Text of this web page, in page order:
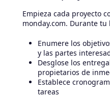
Empieza cada proyecto
monday.com. Durante
Enumere los
y las partes
Desglose los
propietarios de
Establece
tareas